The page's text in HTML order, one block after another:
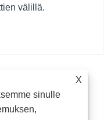
välillä.
5 ... 6 >
X
sinulle